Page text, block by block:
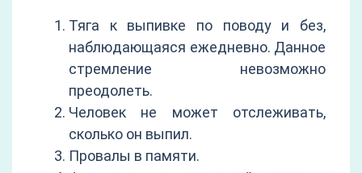
Тяга к выпивке по поводу и без,
наблюдающаяся ежедневно. Данное
стремление невозможно
преодолеть.
Человек не может отслеживать,
сколько он выпил.
Провалы в памяти.